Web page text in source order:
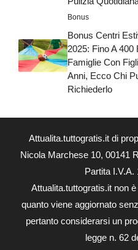
Bonus
Bonus Centri
2025: Fino A 400
Famiglie Con
Anni, Ecco Chi
Richiederlo
Attualita.tuttogratis.it di
Nicola Marchese 10, 00141
Partita I.V.A.
Attualita.tuttogratis.it non
quanto viene aggiornato
pertanto considerarsi un
legge n. 62